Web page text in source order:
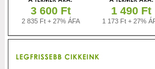
3 600 Ft
2 835 Ft + 27% ÁFA
1 490 Ft
1 173 Ft + 27%